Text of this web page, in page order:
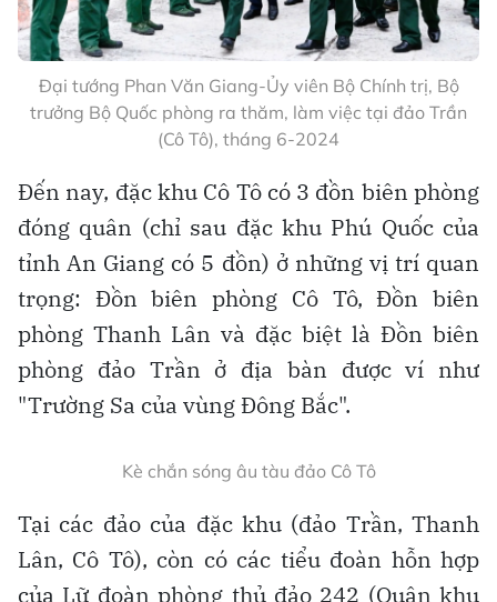
Đặc biệt về quốc phòng, an ninh
Cô Tô là địa phương có chiều dài biên giới
biển tiếp giáp với Trung Quốc dài nhất (gần
200 km, từ đảo Trần đến ngoài phía đông
đảo Bạch Long Vĩ, TP.Hải Phòng), nên có vai
trò đặc biệt trong quốc phòng.